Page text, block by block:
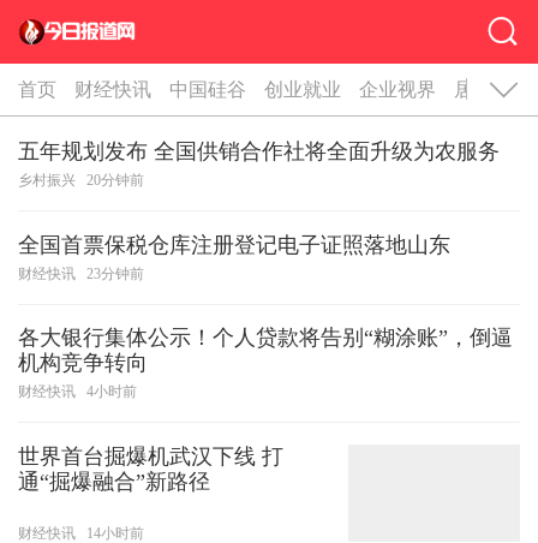
首页 财经快讯 中国硅谷 创业就业 企业视界 居家理财
五年规划发布 全国供销合作社将全面升级为农服务
乡村振兴 20分钟前
全国首票保税仓库注册登记电子证照落地山东
财经快讯 23分钟前
各大银行集体公示！个人贷款将告别“糊涂账”，倒逼
机构竞争转向
财经快讯 4小时前
世界首台掘爆机武汉下线 打
通“掘爆融合”新路径
财经快讯 14小时前